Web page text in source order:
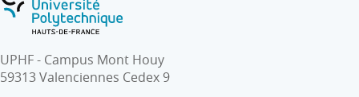
UPHF - Campus Mont Houy
59313 Valenciennes Cedex 9